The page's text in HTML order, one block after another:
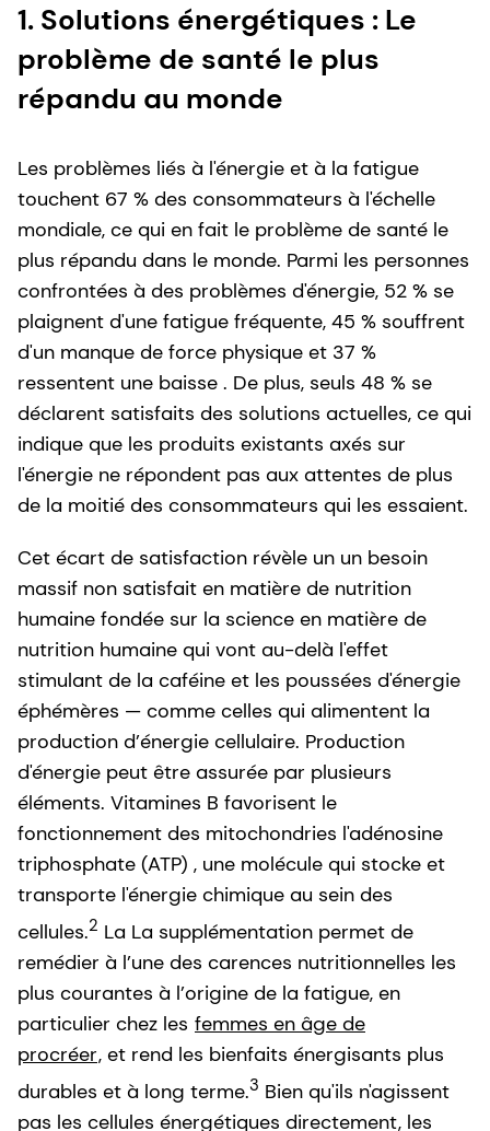
1. Solutions énergétiques : Le
problème de santé le plus
répandu au monde
Les problèmes liés à l'énergie et à la fatigue
touchent 67 % des consommateurs à l'échelle
mondiale, ce qui en fait le problème de santé le
plus répandu dans le monde. Parmi les personnes
confrontées à des problèmes d'énergie, 52 % se
plaignent d'une fatigue fréquente, 45 % souffrent
d'un manque de force physique et 37 %
ressentent une baisse . De plus, seuls 48 % se
déclarent satisfaits des solutions actuelles, ce qui
indique que les produits existants axés sur
l'énergie ne répondent pas aux attentes de plus
de la moitié des consommateurs qui les essaient.
Cet écart de satisfaction révèle un un besoin
massif non satisfait en matière de nutrition
humaine fondée sur la science en matière de
nutrition humaine qui vont au-delà l'effet
stimulant de la caféine et les poussées d'énergie
éphémères — comme celles qui alimentent la
production d’énergie cellulaire. Production
d'énergie peut être assurée par plusieurs
éléments. Vitamines B favorisent le
fonctionnement des mitochondries l'adénosine
triphosphate (ATP) , une molécule qui stocke et
transporte l'énergie chimique au sein des
cellules.2 La La supplémentation permet de
remédier à l’une des carences nutritionnelles les
plus courantes à l’origine de la fatigue, en
particulier chez les femmes en âge de
procréer, et rend les bienfaits énergisants plus
durables et à long terme.3 Bien qu'ils n'agissent
pas les cellules énergétiques directement, les